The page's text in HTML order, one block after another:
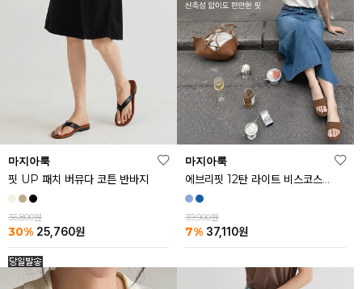
마지아룩
핏 UP 패치 버뮤다 코튼 반바지
36,800원
30% 25,760원
마지아룩
에브리핏 12탄 라이트 비스코스 쿨 데님 스커트
39,900원
7% 37,110원